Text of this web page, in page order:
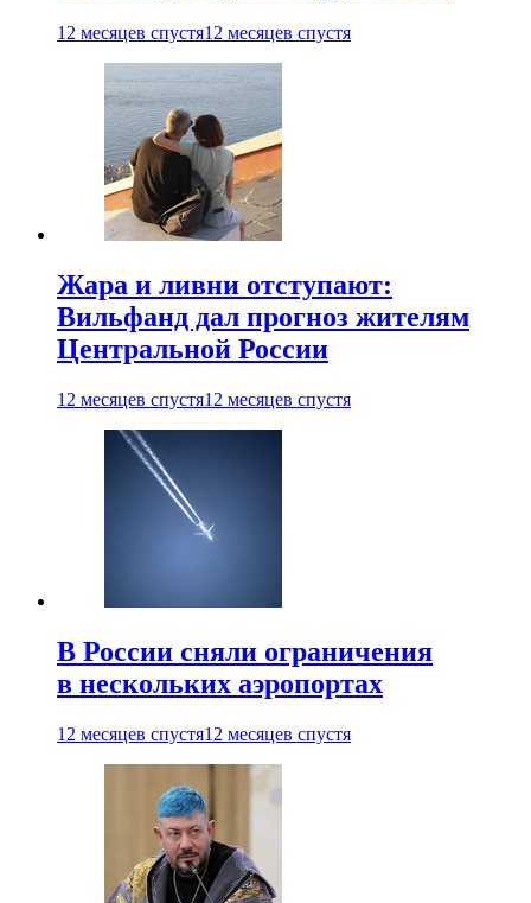
12 месяцев спустя12 месяцев спустя
Жара и ливни отступают:
Вильфанд дал прогноз жителям
Центральной России
12 месяцев спустя12 месяцев спустя
В России сняли ограничения
в нескольких аэропортах
12 месяцев спустя12 месяцев спустя